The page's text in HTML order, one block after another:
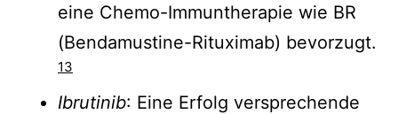
eine Chemo-Immuntherapie wie BR
(Bendamustine-Rituximab) bevorzugt.
13
Ibrutinib: Eine Erfolg versprechende